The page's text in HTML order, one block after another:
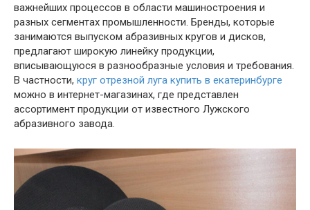
важнейших процессов в области машиностроения и
разных сегментах промышленности. Бренды, которые
занимаются выпуском абразивных кругов и дисков,
предлагают широкую линейку продукции,
вписывающуюся в разнообразные условия и требования.
В частности, круг отрезной луга купить в екатеринбурге
можно в интернет-магазинах, где представлен
ассортимент продукции от известного Лужского
абразивного завода.